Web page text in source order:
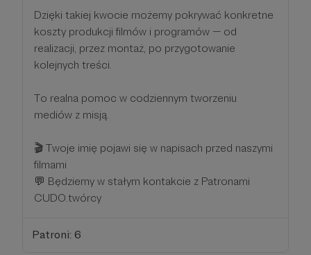
Dzięki takiej kwocie możemy pokrywać konkretne
koszty produkcji filmów i programów — od
realizacji, przez montaż, po przygotowanie
kolejnych treści.
To realna pomoc w codziennym tworzeniu
mediów z misją.
🎬 Twoje imię pojawi się w napisach przed naszymi
filmami
💬 Będziemy w stałym kontakcie z Patronami
CUDO.twórcy
Patroni: 6